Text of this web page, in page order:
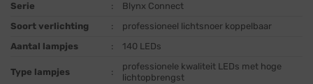
Serie
:
Blynx Connect
Soort verlichting
:
professioneel lichtsnoer koppelbaar
Aantal lampjes
: 140 LEDs
Type lampjes :
professionele kwaliteit LEDs met hoge
lichtopbrengst